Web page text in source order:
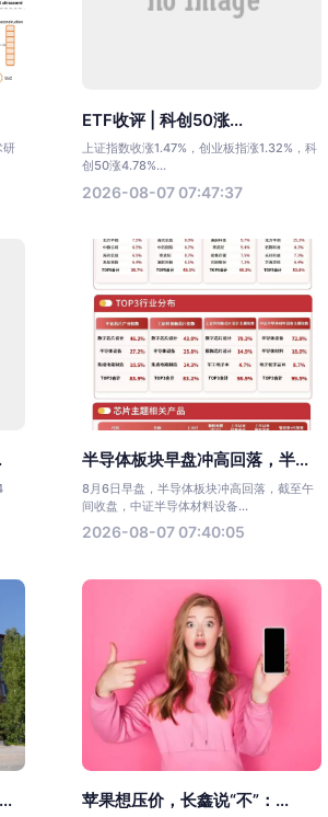
研
ETF收评 | 科创50涨...
上证指数收涨1.47%，创业板指涨1.32%，科
创50涨4.78%...
2026-08-07 07:47:37
半导体板块早盘冲高回落，半...
8月6日早盘，半导体板块冲高回落，截至午
间收盘，中证半导体材料设备...
2026-08-07 07:40:05
苹果想压价，长鑫说“不”：...